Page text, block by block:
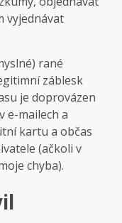
vyjednávat
rané
záblesk
je doprovázen
e-mailech a
kartu a občas
(ačkoli v
chyba).